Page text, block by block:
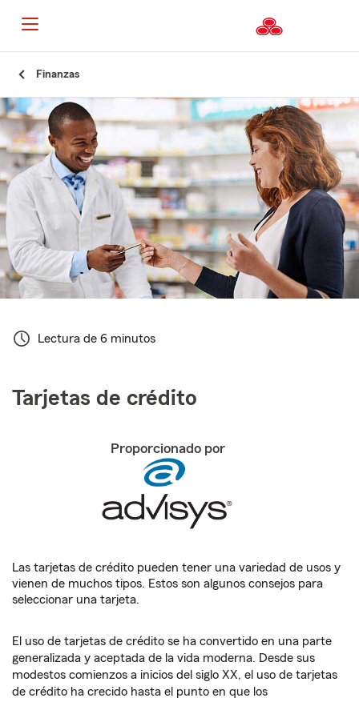
Finanzas
Lectura de 6 minutos
Tarjetas de crédito
Proporcionado por
Las tarjetas de crédito pueden tener una variedad de usos y
vienen de muchos tipos. Estos son algunos consejos para
seleccionar una tarjeta.
El uso de tarjetas de crédito se ha convertido en una parte
generalizada y aceptada de la vida moderna. Desde sus
modestos comienzos a inicios del siglo XX, el uso de tarjetas
de crédito ha crecido hasta el punto en que los